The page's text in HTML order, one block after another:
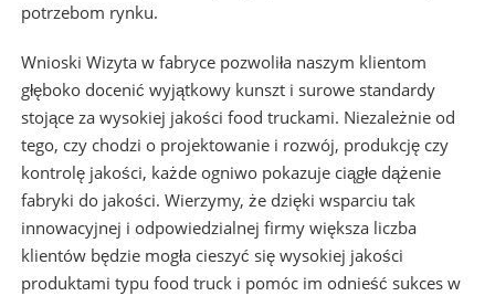
potrzebom rynku.
Wnioski Wizyta w fabryce pozwoliła naszym klientom
głęboko docenić wyjątkowy kunszt i surowe standardy
stojące za wysokiej jakości food truckami. Niezależnie od
tego, czy chodzi o projektowanie i rozwój, produkcję czy
kontrolę jakości, każde ogniwo pokazuje ciągłe dążenie
fabryki do jakości. Wierzymy, że dzięki wsparciu tak
innowacyjnej i odpowiedzialnej firmy większa liczba
klientów będzie mogła cieszyć się wysokiej jakości
produktami typu food truck i pomóc im odnieść sukces w